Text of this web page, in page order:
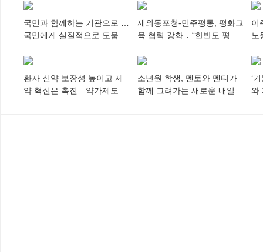
국민과 함께하는 기관으로 …
국민에게 실질적으로 도움이
재외동포청-민주평통, 평화교
육 협력 강화 ․ “한반도 평화,
다”
이
노
환자 신약 보장성 높이고 제
약 혁신은 촉진…약가제도 개
소년원 학생, 멘토와 멘티가
함께 그려가는 새로운 내일
‘
와